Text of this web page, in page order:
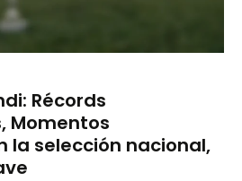
Récords
Momentos
la selección nacional,